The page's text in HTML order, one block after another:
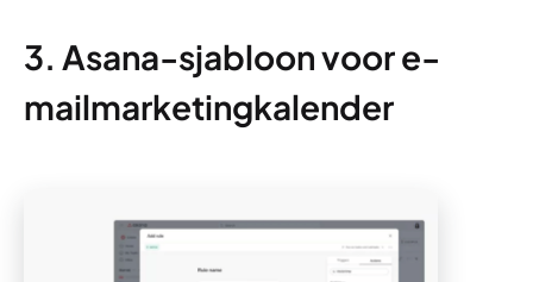
3. Asana-sjabloon voor e-
mailmarketingkalender